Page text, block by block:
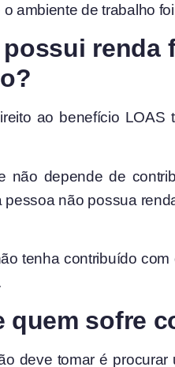
ambiente de trabalho
ao benefício
depende de
não possua
tenha contribuído
sofre
deve tomar é